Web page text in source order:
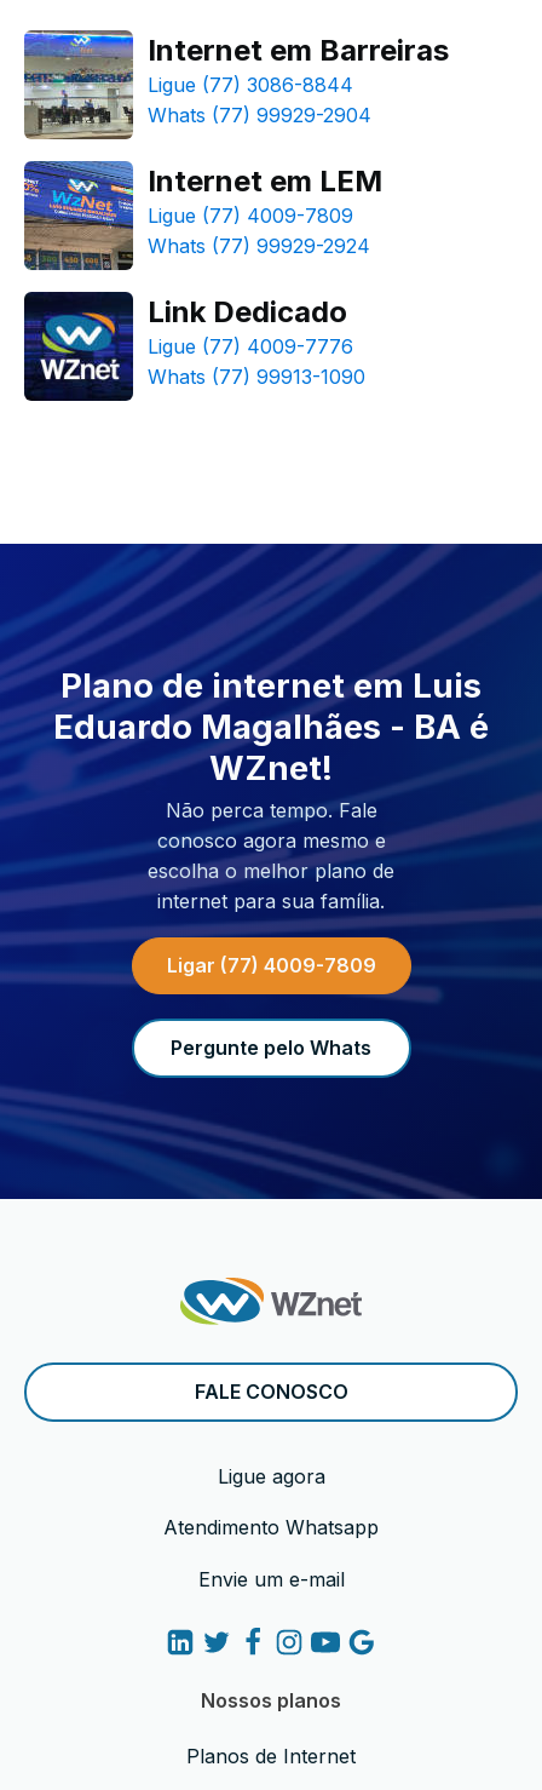
Internet em Barreiras
Ligue (77) 3086-8844
Whats (77) 99929-2904
Internet em LEM
Ligue (77) 4009-7809
Whats (77) 99929-2924
Link Dedicado
Ligue (77) 4009-7776
Whats (77) 99913-1090
Plano de internet em Luis
Eduardo Magalhães - BA é
WZnet!
Não perca tempo. Fale
conosco agora mesmo e
escolha o melhor plano de
internet para sua família.
Ligar (77) 4009-7809
Pergunte pelo Whats
FALE CONOSCO
Ligue agora
Atendimento Whatsapp
Envie um e-mail
Nossos planos
Planos de Internet